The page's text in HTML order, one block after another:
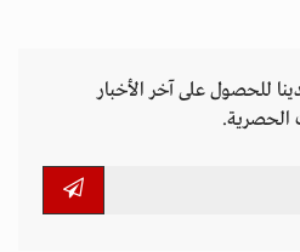
للحصول على آخر الأخبار
الحصرية.